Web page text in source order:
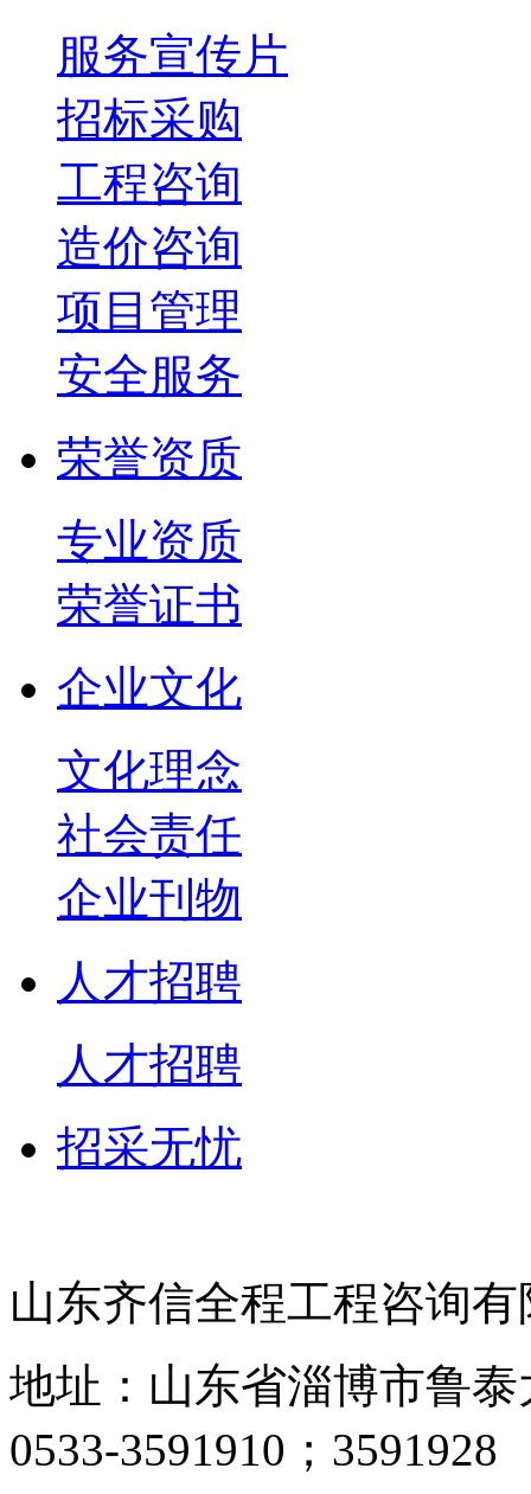
服务宣传片
招标采购
工程咨询
造价咨询
项目管理
安全服务
荣誉资质
专业资质
荣誉证书
企业文化
文化理念
社会责任
企业刊物
人才招聘
人才招聘
招采无忧
山东齐信全程工程咨询
地址：山东省淄博市鲁
0533-3591910；3591928